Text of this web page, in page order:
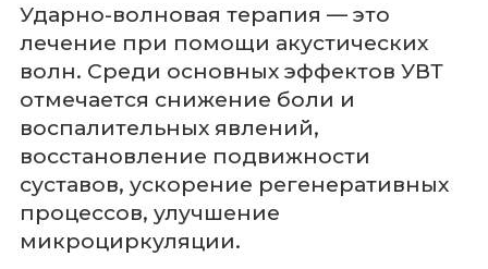
Ударно-волновая терапия — это
лечение при помощи акустических
волн. Среди основных эффектов УВТ
отмечается снижение боли и
воспалительных явлений,
восстановление подвижности
суставов, ускорение регенеративных
процессов, улучшение
микроциркуляции.